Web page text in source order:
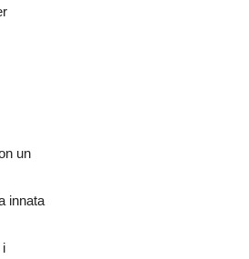
un
innata
i